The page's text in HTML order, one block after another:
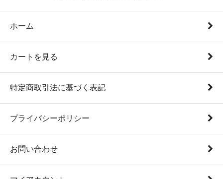
ホーム
カートを見る
特定商取引法に基づく表記
プライバシーポリシー
お問い合わせ